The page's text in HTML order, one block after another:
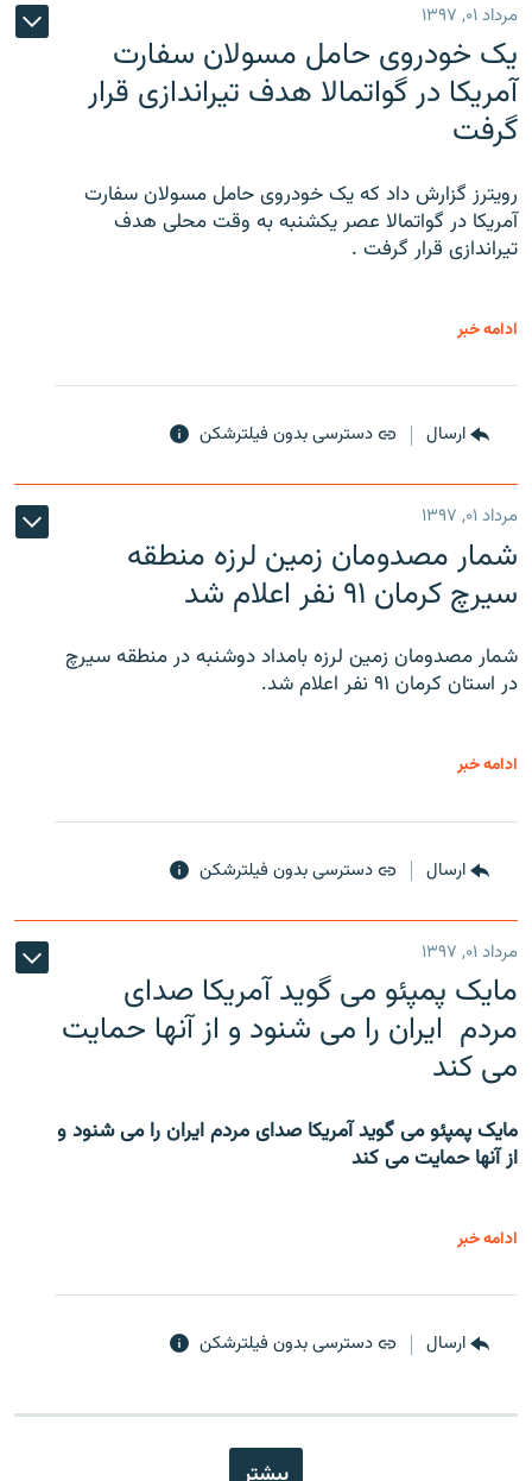
مرداد ۰۱, ۱۳۹۷
یک خودروی حامل مسولان سفارت
آمریکا در گواتمالا هدف تیراندازی قرار
گرفت
رویترز گزارش داد که یک خودروی حامل مسولان سفارت
آمریکا در گواتمالا عصر یکشنبه به وقت محلی هدف
تیراندازی قرار گرفت .
ادامه خبر
ارسال دسترسی بدون فیلترشکن
مرداد ۰۱, ۱۳۹۷
شمار مصدومان زمین لرزه منطقه
سیرچ کرمان ۹۱ نفر اعلام شد
شمار مصدومان زمین لرزه بامداد دوشنبه در منطقه سیرچ
در استان کرمان ۹۱ نفر اعلام شد.
ادامه خبر
ارسال دسترسی بدون فیلترشکن
مرداد ۰۱, ۱۳۹۷
مایک پمپئو می گوید آمریکا صدای
مردم ایران را می شنود و از آنها حمایت
می کند
مایک پمپئو می گوید آمریکا صدای مردم ایران را می شنود و
از آنها حمایت می کند
ادامه خبر
ارسال دسترسی بدون فیلترشکن
بیشتر